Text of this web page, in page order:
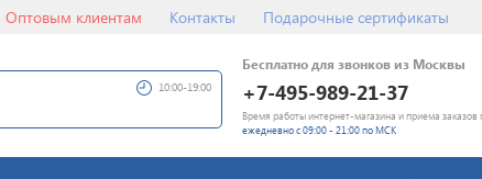
Оптовым клиентам Контакты Подарочные сертификаты
10:00-19:00
Бесплатно для звонков из Москвы
+7-495-989-21-37
Время работы интернет-магазина и приема заказов
ежедневно с 09:00 - 21:00 по МСК